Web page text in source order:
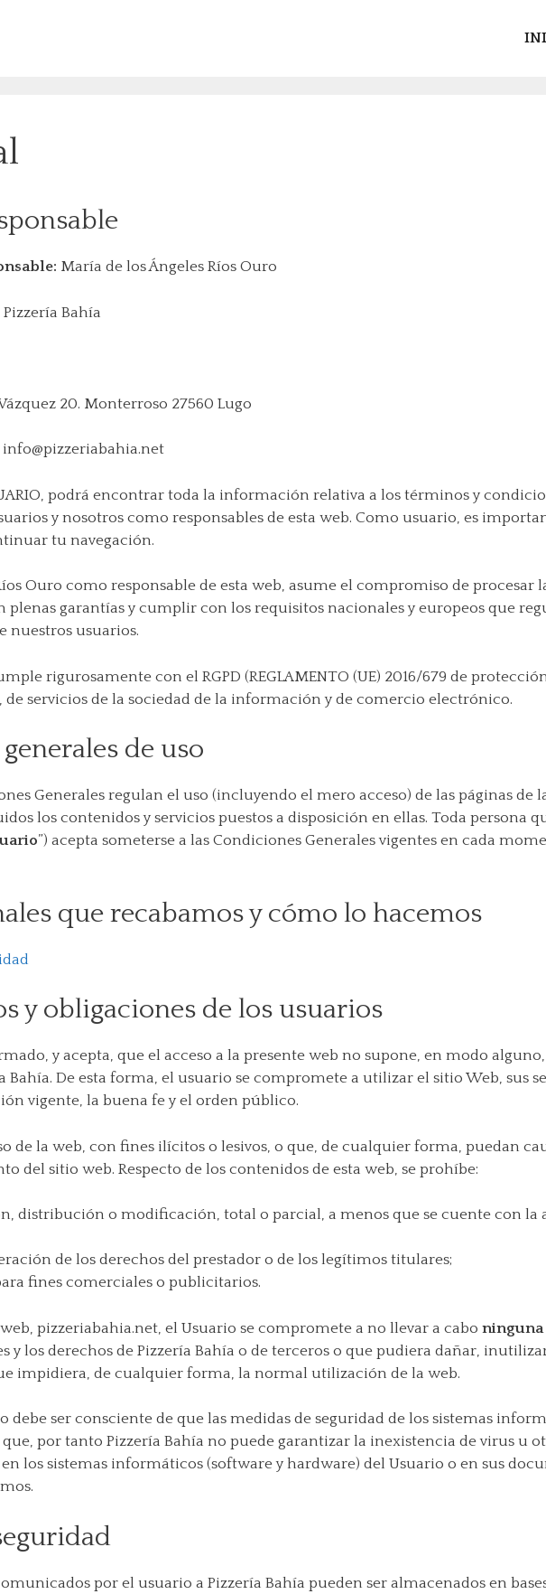
María de los Ángeles Ríos Ouro
Pizzería Bahía
20. Monterroso 27560 Lugo
info@pizzeriabahia.net
podrá encontrar toda la información relativa a los términos y
y nosotros como responsables de esta web. Como usuario, es
tu navegación.
Ouro como responsable de esta web, asume el compromiso de
plenas garantías y cumplir con los requisitos nacionales y europeos que
nuestros usuarios.
rigurosamente con el RGPD (REGLAMENTO (UE) 2016/679 de
de servicios de la sociedad de la información y de comercio electrónico.
de uso
Generales regulan el uso (incluyendo el mero acceso) de las páginas de
los contenidos y servicios puestos a disposición en ellas. Toda persona
”) acepta someterse a las Condiciones Generales vigentes en cada
que recabamos y cómo lo hacemos
y obligaciones de los usuarios
y acepta, que el acceso a la presente web no supone, en modo
Bahía. De esta forma, el usuario se compromete a utilizar el sitio Web, sus
vigente, la buena fe y el orden público.
de la web, con fines ilícitos o lesivos, o que, de cualquier forma, puedan
del sitio web. Respecto de los contenidos de esta web, se prohíbe:
distribución o modificación, total o parcial, a menos que se cuente con la
de los derechos del prestador o de los legítimos titulares;
fines comerciales o publicitarios.
pizzeriabahia.net, el Usuario se compromete a no llevar a cabo ninguna
y los derechos de Pizzería Bahía o de terceros o que pudiera dañar,
impidiera, de cualquier forma, la normal utilización de la web.
debe ser consciente de que las medidas de seguridad de los sistemas
por tanto Pizzería Bahía no puede garantizar la inexistencia de virus u
los sistemas informáticos (software y hardware) del Usuario o en sus
por el usuario a Pizzería Bahía pueden ser almacenados en